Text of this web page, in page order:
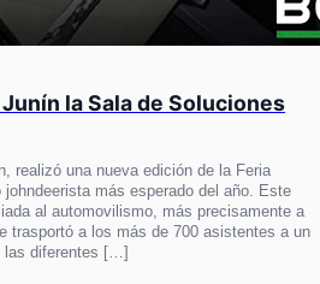
la Sala de Soluciones
realizó una nueva edición de la Feria
más esperado del año. Este
al automovilismo, más precisamente a
trasportó a los más de 700 asistentes a un
las diferentes […]